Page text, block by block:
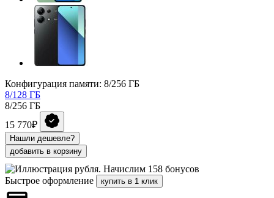
Конфигурация памяти: 8/256 ГБ
8/128 ГБ
8/256 ГБ
15 770₽
Нашли дешевле?
добавить в корзину
Начислим 158 бонусов
Быстрое оформление
купить в 1 клик